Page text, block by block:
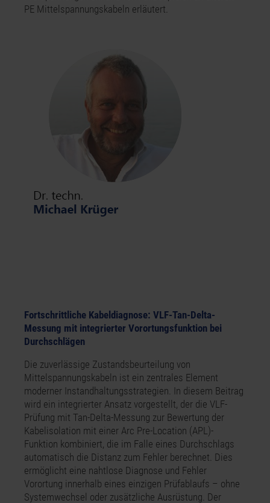
PE Mittelspannungskabeln erläutert.
Fortschrittliche Kabeldiagnose: VLF-Tan-Delta-
Messung mit integrierter Vorortungsfunktion bei
Durchschlägen
Die zuverlässige Zustandsbeurteilung von
Mittelspannungskabeln ist ein zentrales Element
moderner Instandhaltungsstrategien. In diesem Beitrag
wird ein integrierter Ansatz vorgestellt, der die VLF-
Prüfung mit Tan-Delta-Messung zur Bewertung der
Kabelisolation mit einer Arc Pre-Location (APL)-
Funktion kombiniert, die im Falle eines Durchschlags
automatisch die Distanz zum Fehler berechnet. Dies
ermöglicht eine nahtlose Diagnose und Fehler
Vorortung innerhalb eines einzigen Prüfablaufs – ohne
Systemwechsel oder zusätzliche Ausrüstung. Der